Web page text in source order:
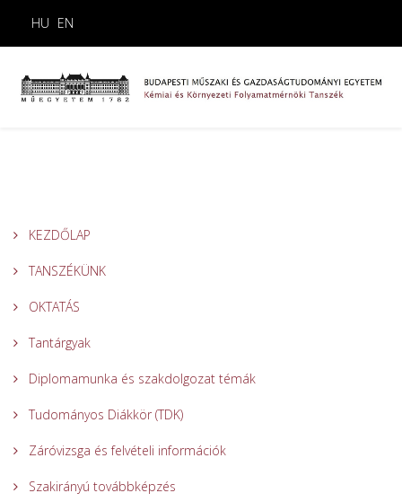
HU EN
KEZDŐLAP
TANSZÉKÜNK
OKTATÁS
Tantárgyak
Diplomamunka és szakdolgozat témák
Tudományos Diákkör (TDK)
Záróvizsga és felvételi információk
Szakirányú továbbképzés